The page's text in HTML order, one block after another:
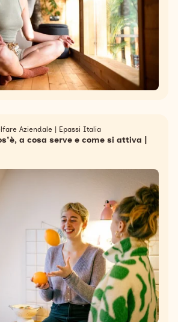
Aziendale | Epassi Italia
a cosa serve e come si attiva |